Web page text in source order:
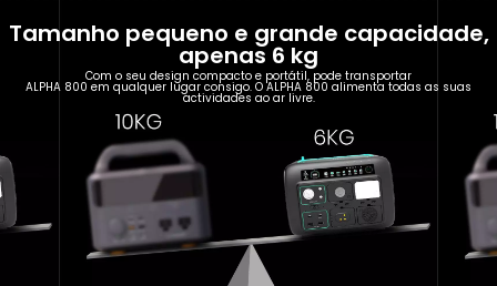
Tamanho pequeno e grande capacidade,
apenas 6 kg
Com o seu design compacto e portátil, pode transportar
ALPHA 800 em qualquer lugar consigo. O ALPHA 800 alimenta todas as suas
actividades ao ar livre.